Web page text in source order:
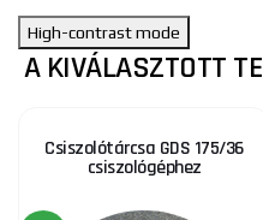
High-contrast mode
A KIVÁLASZTOTT
Csiszolótárcsa GDS 175/36
csiszológéphez